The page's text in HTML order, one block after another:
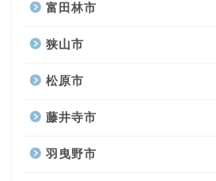
富田林市
狭山市
松原市
藤井寺市
羽曳野市